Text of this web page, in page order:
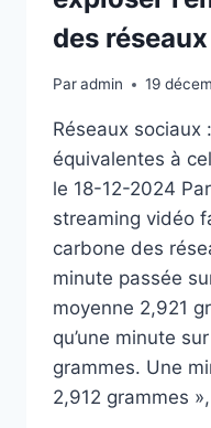
des
Paradmin 19
Réseaux sociaux
équivalentes à
le 18-12-2024
streaming vidéo
carbone des
minute passée
moyenne 2,921
qu’une minute
grammes. Une
2,912 grammes